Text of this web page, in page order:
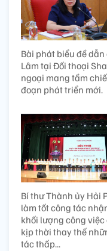
Bài phát biểu đề
Lâm tại Đối thoại
ngoại mang tầm
đoạn phát triển mới.
Bí thư Thành ủy Hải
làm tốt công tác
khối lượng công
kịp thời thay thế
tác thấp...